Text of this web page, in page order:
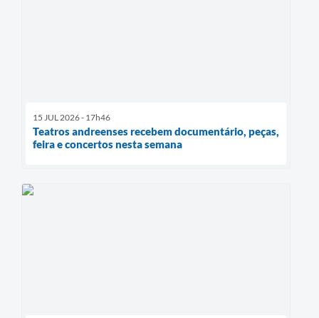
15 JUL 2026 - 17h46
Teatros andreenses recebem documentário, peças,
feira e concertos nesta semana